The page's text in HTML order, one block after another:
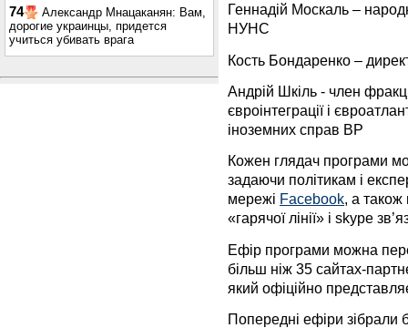
74
Александр Мнацаканян: Вам,
дорогие украинцы, придется
учиться убивать врага
Геннадій Москаль –
НУНС
Кость Бондаренко –
Андрій Шкіль - член
євроінтеграції і
іноземних справ ВР
Кожен глядач програми
задаючи політикам і
мережі Facebook, а також
«гарячої лінії» і skype
Ефір програми можна
більш ніж 35 сайтах-
який офіційно
Попередні ефіри зібрали